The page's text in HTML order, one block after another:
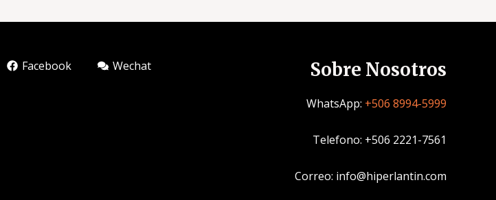
Facebook Wechat Sobre Nosotros
WhatsApp: +506 8994-5999
Telefono: +506 2221-7561
Correo: info@hiperlantin.com